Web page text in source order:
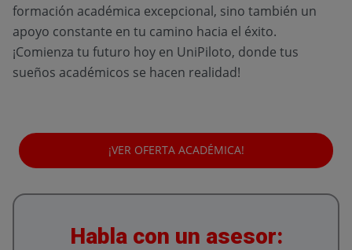
formación académica excepcional, sino también un
apoyo constante en tu camino hacia el éxito.
¡Comienza tu futuro hoy en UniPiloto, donde tus
sueños académicos se hacen realidad!
¡VER OFERTA ACADÉMICA!